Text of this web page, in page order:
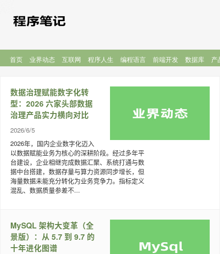
首页 业界动态 互联网 程序人生 编程语言 前端开发 数据库 产
数据治理赋能数字化转
型：2026 六家头部数据
治理产品实力横向对比
2026/6/5
2026年，国内企业数字化迈入
以数据赋能业务为核心的深耕阶段。经过多年平
台建设，企业相继完成数据汇聚、系统打通与数
据中台搭建，数据存量与算力资源同步增长，但
海量数据未能充分转化为业务竞争力。指标定义
混乱、数据质量参差不...
MySQL 架构大变革（全
景版）：从 5.7 到 9.7 的
十年进化图谱